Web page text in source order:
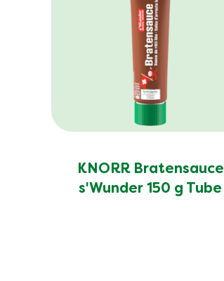
KNORR Bratensauce
s'Wunder 150 g Tube